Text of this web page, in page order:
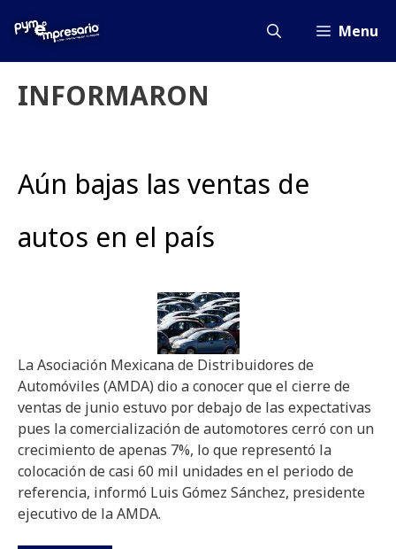
Menu
INFORMARON
Aún bajas las ventas de
autos en el país
La Asociación Mexicana de Distribuidores de
Automóviles (AMDA) dio a conocer que el cierre de
ventas de junio estuvo por debajo de las expectativas
pues la comercialización de automotores cerró con un
crecimiento de apenas 7%, lo que representó la
colocación de casi 60 mil unidades en el periodo de
referencia, informó Luis Gómez Sánchez, presidente
ejecutivo de la AMDA.